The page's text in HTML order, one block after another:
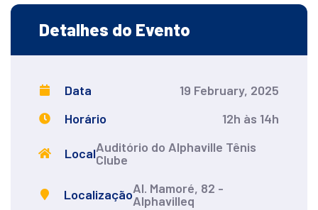
Detalhes do Evento
Data
19 February, 2025
Horário
12h às 14h
LocalAuditório do Alphaville Tênis
Clube
LocalizaçãoAl. Mamoré, 82 -
Alphavilleq